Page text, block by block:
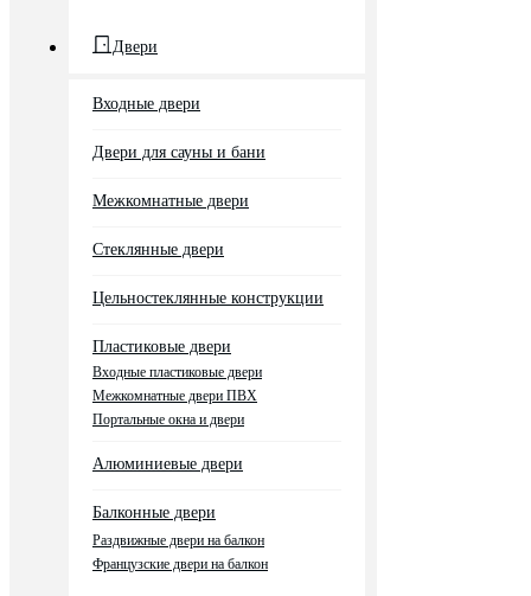
Двери
Входные двери
Двери для сауны и бани
Межкомнатные двери
Стеклянные двери
Цельностеклянные конструкции
Пластиковые двери
Входные пластиковые двери
Межкомнатные двери ПВХ
Портальные окна и двери
Алюминиевые двери
Балконные двери
Раздвижные двери на балкон
Французские двери на балкон